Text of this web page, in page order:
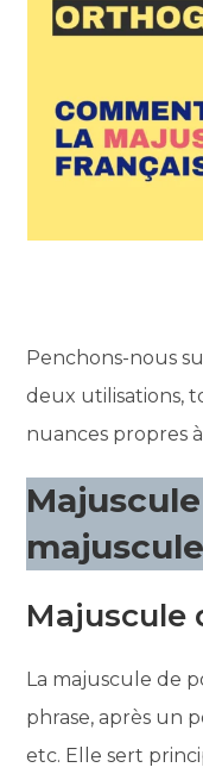
Penchons-nous
deux utilisations,
nuances propres
Majuscule
La majuscule de
phrase, après un
etc. Elle sert